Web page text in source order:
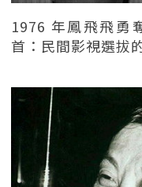
1976 年鳳飛飛勇
首：民間影視選拔